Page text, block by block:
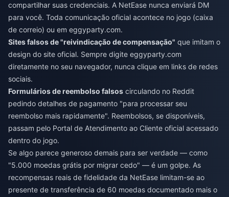
compartilhar suas credenciais. A NetEase nunca enviará DM
para você. Toda comunicação oficial acontece no jogo (caixa
de correio) ou em eggyparty.com.
Sites falsos de "reivindicação de compensação" que imitam o
design do site oficial. Sempre digite eggyparty.com
diretamente no seu navegador, nunca clique em links de redes
sociais.
Formulários de reembolso falsos circulando no Reddit
pedindo detalhes de pagamento "para processar seu
reembolso mais rapidamente". Reembolsos, se disponíveis,
passam pelo Portal de Atendimento ao Cliente oficial acessado
dentro do jogo.
Se algo parece generoso demais para ser verdade — como
"5.000 moedas grátis por migrar cedo" — é um golpe. As
recompensas reais de fidelidade da NetEase limitam-se ao
presente de transferência de 60 moedas documentado mais o